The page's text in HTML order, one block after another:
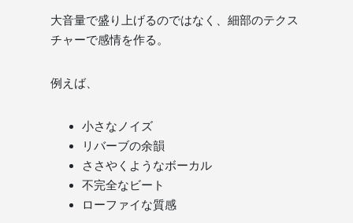
大音量で盛り上げるのではなく、細部のテクス
チャーで感情を作る。
例えば、
小さなノイズ
リバーブの余韻
ささやくようなボーカル
不完全なビート
ローファイな質感